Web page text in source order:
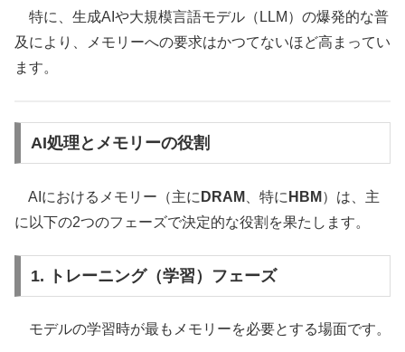
特に、生成AIや大規模言語モデル（LLM）の爆発的な普
及により、メモリーへの要求はかつてないほど高まってい
ます。
AI処理とメモリーの役割
AIにおけるメモリー（主に DRAM 、特に HBM ）は、主
に以下の2つのフェーズで決定的な役割を果たします。
1. トレーニング（学習）フェーズ
モデルの学習時が最もメモリーを必要とする場面です。